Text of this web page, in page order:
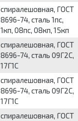
спиралешовная, ГОСТ
8696-74, сталь 1пс,
1кп, 08пс, 08кп, 15кп
спиралешовная, ГОСТ
8696-74, сталь 09Г2С,
17Г1С
спиралешовная, ГОСТ
8696-74, сталь 09Г2С,
17Г1С
спиралешовная, ГОСТ